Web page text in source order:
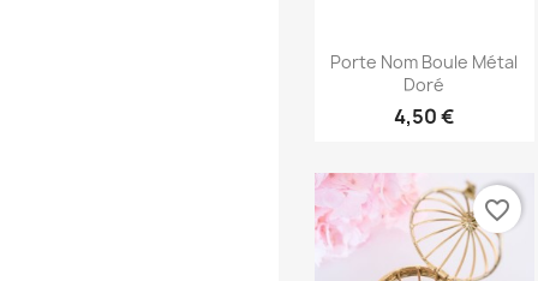
Aperçu rapide
Porte Nom Boule Métal
Doré
4,50 €
favorite_border